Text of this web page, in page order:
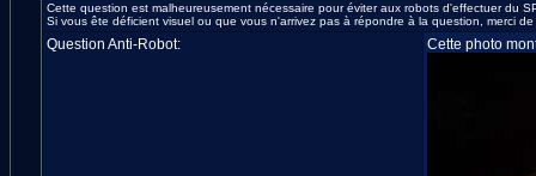
Cette question est malheureusement nécessaire pour éviter aux robots d'effectuer du
Si vous ête déficient visuel ou que vous n'arrivez pas à répondre à la question, merci
Question Anti-Robot: Cette photo